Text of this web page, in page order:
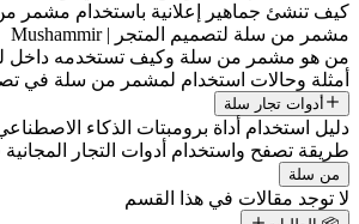
كيف تنشئ جماهير إعلانية باستخدام مشمر
مشمر من سلة لتصميم المتجر | Mushammir
من هو مشمر من سلة وكيف تستخدمه داخل
أمثلة وحالات استخدام لمشمر من سلة في
أدوات تجار سلة
دليل استخدام أداة برومبتات الذكاء
طريقة تصفح واستخدام أدوات التجار
من سلة
لا توجد مقالات في هذا القسم